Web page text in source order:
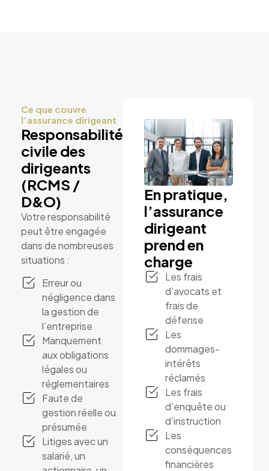
Ce que couvre
l’assurance dirigeant
Responsabilité
civile des
dirigeants
(RCMS /
D&O)
Votre responsabilité
peut être engagée
dans de nombreuses
situations :
Erreur ou
négligence dans
la gestion de
l’entreprise
Manquement
aux obligations
légales ou
réglementaires
Faute de
gestion réelle ou
présumée
Litiges avec un
salarié, un
En pratique,
l’assurance
dirigeant
prend en
charge
Les frais
d’avocats et
frais de
défense
Les
dommages-
intérêts
réclamés
Les frais
d’enquête ou
d’instruction
Les
conséquences
financières